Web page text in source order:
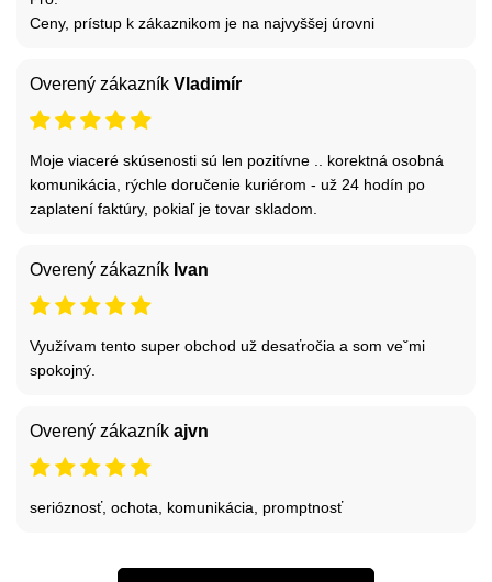
Ceny, prístup k zákaznikom je na najvyššej úrovni
Overený zákazník Vladimír
Moje viaceré skúsenosti sú len pozitívne .. korektná osobná
komunikácia, rýchle doručenie kuriérom - už 24 hodín po
zaplatení faktúry, pokiaľ je tovar skladom.
Overený zákazník Ivan
Využívam tento super obchod už desaťročia a som veˇmi
spokojný.
Overený zákazník ajvn
serióznosť, ochota, komunikácia, promptnosť